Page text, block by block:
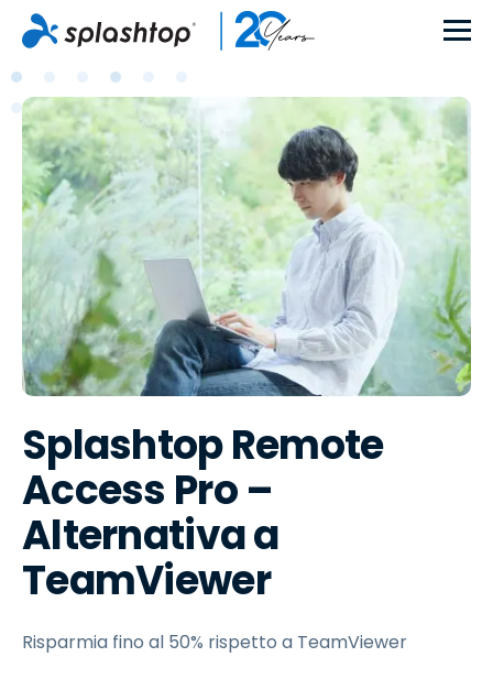
Splashtop Remote
Access Pro –
Alternativa a
TeamViewer
Risparmia fino al 50% rispetto a TeamViewer